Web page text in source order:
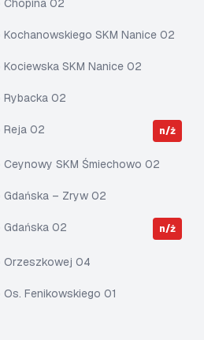
Chopina 02
Kochanowskiego SKM Nanice 02
Kociewska SKM Nanice 02
Rybacka 02
Reja 02 n/ż
Ceynowy SKM Śmiechowo 02
Gdańska – Zryw 02
Gdańska 02 n/ż
Orzeszkowej 04
Os. Fenikowskiego 01